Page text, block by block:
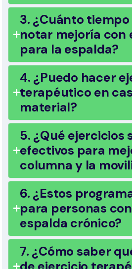
3. ¿Cuánto
notar mejoría con
para la espalda?
4. ¿Puedo hacer
terapéutico en
material?
5. ¿Qué ejercicios
efectivos para
columna y la
6. ¿Estos
para personas
espalda crónico?
7. ¿Cómo saber